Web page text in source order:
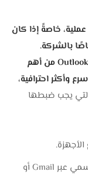
خاصةً إذا كان
بالشركة.
ولذلك تُعد ميزة ربط بريد الشركة مع Gmail أو Outlook من أهم
وأكثر احترافية،
يجب ضبطها
إعداد SMTP لإرسال الرسائل من بريدك الرسمي عبر Gmail أو